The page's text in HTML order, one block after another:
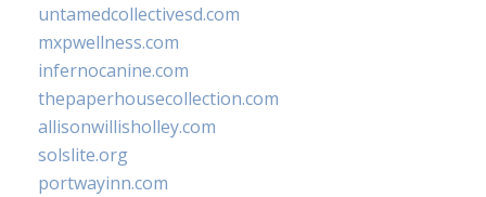
untamedcollectivesd.com
mxpwellness.com
infernocanine.com
thepaperhousecollection.com
allisonwillisholley.com
solslite.org
portwayinn.com